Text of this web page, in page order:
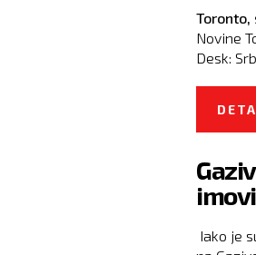
Toronto,
Novine
Desk:
Iako je